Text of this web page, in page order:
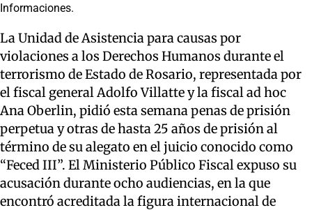
Informaciones.
La Unidad de Asistencia para causas por
violaciones a los Derechos Humanos durante el
terrorismo de Estado de Rosario, representada por
el fiscal general Adolfo Villatte y la fiscal ad hoc
Ana Oberlin, pidió esta semana penas de prisión
perpetua y otras de hasta 25 años de prisión al
término de su alegato en el juicio conocido como
“Feced III”. El Ministerio Público Fiscal expuso su
acusación durante ocho audiencias, en la que
encontró acreditada la figura internacional de